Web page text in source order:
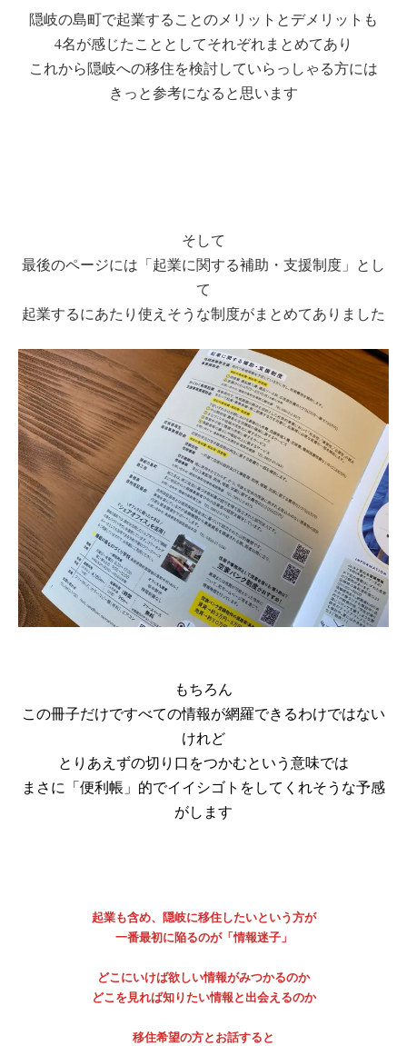
隠岐の島町で起業することのメリットとデメリットも
4名が感じたこととしてそれぞれまとめてあり
これから隠岐への移住を検討していらっしゃる方には
きっと参考になると思います
そして
最後のページには「起業に関する補助・支援制度」とし
て
起業するにあたり使えそうな制度がまとめてありました
もちろん
この冊子だけですべての情報が網羅できるわけではない
けれど
とりあえずの切り口をつかむという意味では
まさに「便利帳」的でイイシゴトをしてくれそうな予感
がします
起業も含め、隠岐に移住したいという方が
一番最初に陥るのが「情報迷子」
どこにいけば欲しい情報がみつかるのか
どこを見れば知りたい情報と出会えるのか
移住希望の方とお話すると